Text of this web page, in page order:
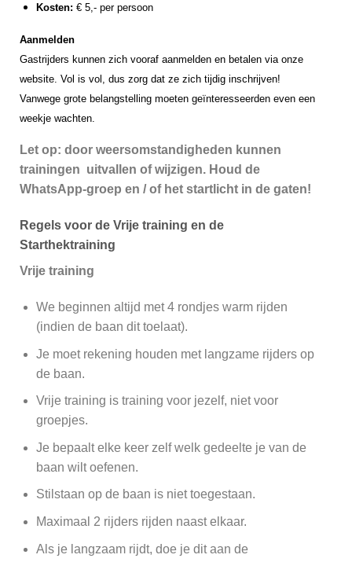
Kosten: € 5,- per persoon
Aanmelden
Gastrijders kunnen zich vooraf aanmelden en betalen via onze
website. Vol is vol, dus zorg dat ze zich tijdig inschrijven!
Vanwege grote belangstelling moeten geïnteresseerden even een
weekje wachten.
Let op: door weersomstandigheden kunnen
trainingen uitvallen of wijzigen. Houd de
WhatsApp-groep en / of het startlicht in de gaten!
Regels voor de Vrije training en de
Starthektraining
Vrije training
We beginnen altijd met 4 rondjes warm rijden
(indien de baan dit toelaat).
Je moet rekening houden met langzame rijders op
de baan.
Vrije training is training voor jezelf, niet voor
groepjes.
Je bepaalt elke keer zelf welk gedeelte je van de
baan wilt oefenen.
Stilstaan op de baan is niet toegestaan.
Maximaal 2 rijders rijden naast elkaar.
Als je langzaam rijdt, doe je dit aan de